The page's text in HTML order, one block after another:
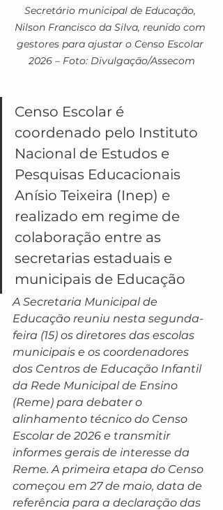
Secretário municipal de Educação,
Nilson Francisco da Silva, reunido com
gestores para ajustar o Censo Escolar
2026 – Foto: Divulgação/Assecom
Censo Escolar é
coordenado pelo Instituto
Nacional de Estudos e
Pesquisas Educacionais
Anísio Teixeira (Inep) e
realizado em regime de
colaboração entre as
secretarias estaduais e
municipais de Educação
A Secretaria Municipal de
Educação reuniu nesta segunda-
feira (15) os diretores das escolas
municipais e os coordenadores
dos Centros de Educação Infantil
da Rede Municipal de Ensino
(Reme) para debater o
alinhamento técnico do Censo
Escolar de 2026 e transmitir
informes gerais de interesse da
Reme. A primeira etapa do Censo
começou em 27 de maio, data de
referência para a declaração das